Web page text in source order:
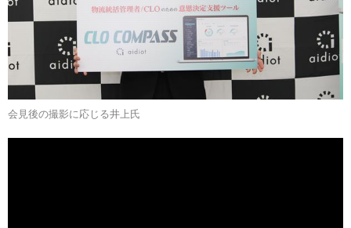
会見後の撮影に応じる井上氏